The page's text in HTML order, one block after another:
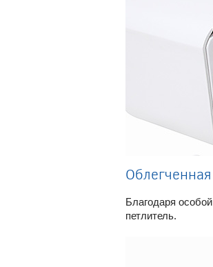
Благодаря
петлитель.